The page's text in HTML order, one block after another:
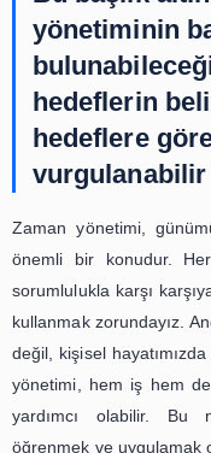
gelir. Örneğin,
harcayan
zamanınızı
zamanınızı en
arada yapmayı
Bir başka önemli
şekilde
kullanmanıza
karşılaşmaktan